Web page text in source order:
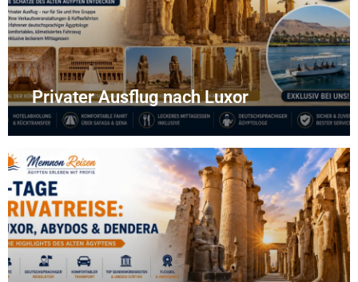
Privater Ausflug nach Luxor